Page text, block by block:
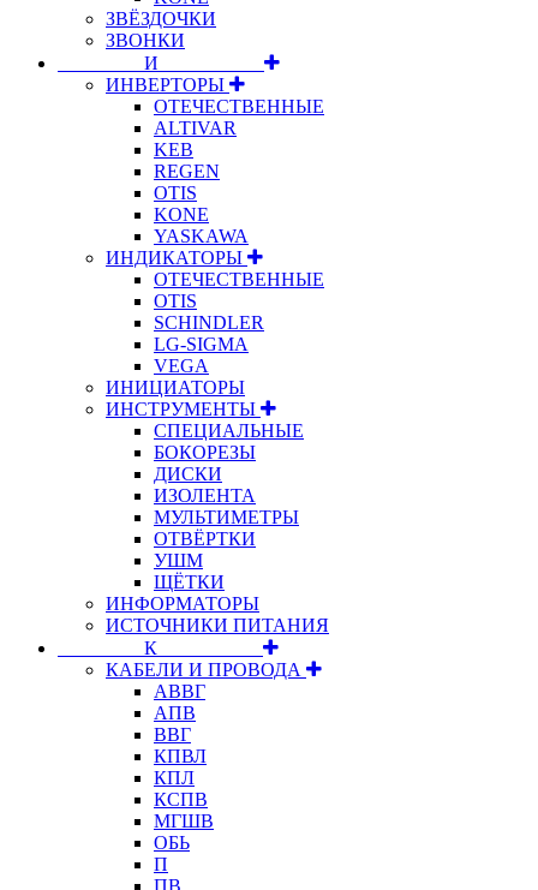
ЗВЁЗДОЧКИ
ЗВОНКИ
⠀⠀⠀⠀⠀⠀И⠀⠀⠀⠀⠀⠀⠀
ИНВЕРТОРЫ
ОТЕЧЕСТВЕННЫЕ
ALTIVAR
KEB
REGEN
OTIS
KONE
YASKAWA
ИНДИКАТОРЫ
ОТЕЧЕСТВЕННЫЕ
OTIS
SCHINDLER
LG-SIGMA
VEGA
ИНИЦИАТОРЫ
ИНСТРУМЕНТЫ
СПЕЦИАЛЬНЫЕ
БОКОРЕЗЫ
ДИСКИ
ИЗОЛЕНТА
МУЛЬТИМЕТРЫ
ОТВЁРТКИ
УШМ
ЩЁТКИ
ИНФОРМАТОРЫ
ИСТОЧНИКИ ПИТАНИЯ
⠀⠀⠀⠀⠀⠀К⠀⠀⠀⠀⠀⠀⠀
КАБЕЛИ И ПРОВОДА
АВВГ
АПВ
ВВГ
КПВЛ
КПЛ
КСПВ
МГШВ
ОБЬ
П